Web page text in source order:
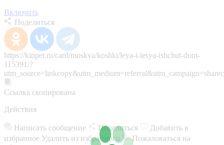
Включить
Поделиться
https://kinpet.ru/card/moskva/koshki/leya-i-lesya-ishchut-dom-
115391/?
Ссылка скопирована
Действия
Написать сообщение Поделиться
Добавить в
избранное Удалить из избранного
Пожаловаться на